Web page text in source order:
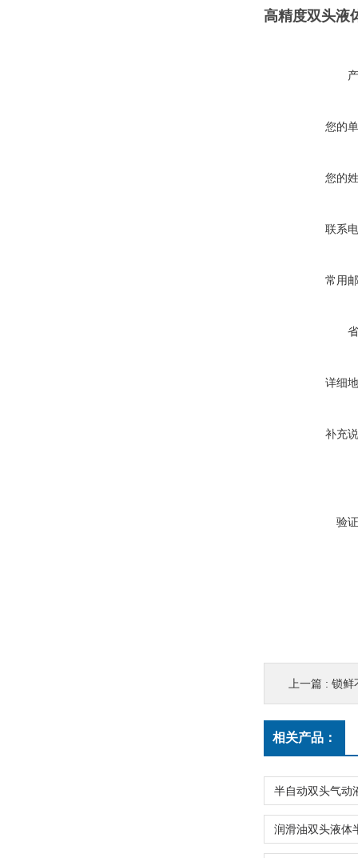
高精度双头液
您的
您的
联系
常用
详细
补充
验
上一篇 : 锁鲜
相关产品：